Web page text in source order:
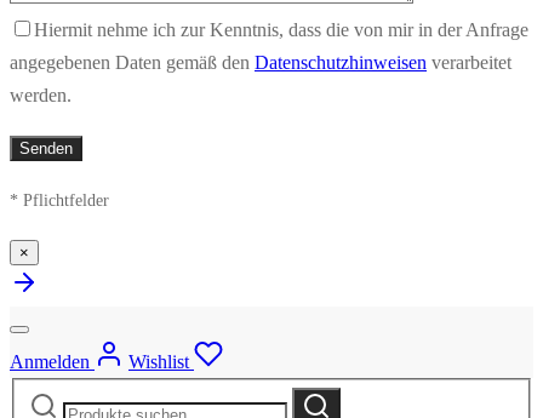
Hiermit nehme ich zur Kenntnis, dass die von mir in der Anfrage
angegebenen Daten gemäß den Datenschutzhinweisen verarbeitet
werden.
* Pflichtfelder
×
Anmelden
Wishlist
Suche
Suche